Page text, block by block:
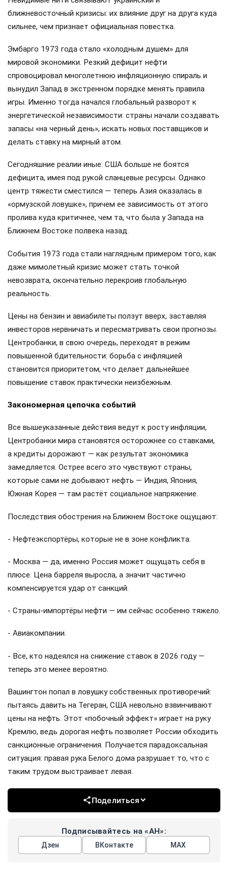
ближневосточный кризисы: их влияние друг на друга куда
сильнее, чем признает официальная повестка.
Эмбарго 1973 года стало «холодным душем» для
мировой экономики. Резкий дефицит нефти
спровоцировал многолетнюю инфляционную спираль и
вынудил Запад в экстренном порядке менять правила
игры. Именно тогда начался глобальный разворот к
энергетической независимости: страны начали создавать
запасы «на черный день», искать новых поставщиков и
делать ставку на мирный атом.
Сегодняшние реалии иные: США больше не боятся
дефицита, имея под рукой сланцевые ресурсы. Однако
центр тяжести сместился — теперь Азия оказалась в
«ормузской ловушке», причем ее зависимость от этого
пролива куда критичнее, чем та, что была у Запада на
Ближнем Востоке полвека назад.
События 1973 года стали наглядным примером того, как
даже мимолетный кризис может стать точкой
невозврата, окончательно перекроив глобальную
реальность.
Цены на бензин и авиабилеты ползут вверх, заставляя
инвесторов нервничать и пересматривать свои прогнозы.
Центробанки, в свою очередь, переходят в режим
повышенной бдительности: борьба с инфляцией
становится приоритетом, что делает дальнейшее
повышение ставок практически неизбежным.
Закономерная цепочка событий
Все вышеуказанные действия ведут к росту инфляции,
Центробанки мира становятся осторожнее со ставками,
а кредиты дорожают — как результат экономика
замедляется. Острее всего это чувствуют страны,
которые сами не добывают нефть — Индия, Япония,
Южная Корея — там растёт социальное напряжение.
Последствия обострения на Ближнем Востоке ощущают:
- Нефтеэкспортёры, которые не в зоне конфликта.
- Москва — да, именно Россия может ощущать себя в
плюсе. Цена барреля выросла, а значит частично
компенсируется удар от санкций.
- Страны-импортёры нефти — им сейчас особенно тяжело.
- Авиакомпании.
- Все, кто надеялся на снижение ставок в 2026 году —
теперь это менее вероятно.
Вашингтон попал в ловушку собственных противоречий:
пытаясь давить на Тегеран, США невольно взвинчивают
цены на нефть. Этот «побочный эффект» играет на руку
Кремлю, ведь дорогая нефть позволяет России обходить
санкционные ограничения. Получается парадоксальная
ситуация: правая рука Белого дома разрушает то, что с
таким трудом выстраивает левая.
Поделиться
Подписывайтесь на «АН»:
Дзен ВКонтакте МАХ